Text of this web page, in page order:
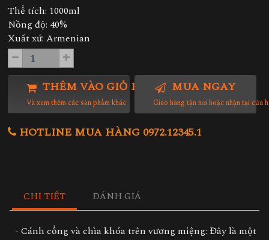
Thể tích: 1000ml
Nồng độ: 40%
Xuất xứ: Armenian
THÊM VÀO GIỎ HÀNG
Và xem thêm các sản phẩm khác
MUA NGAY
Giao hàng tận nơi hoặc nhận tại cửa
HOTLINE MUA HÀNG 0972.12345.1
CHI TIẾT ĐÁNH GIÁ
- Cánh cổng và chìa khóa trên vương miệng: Đây là một